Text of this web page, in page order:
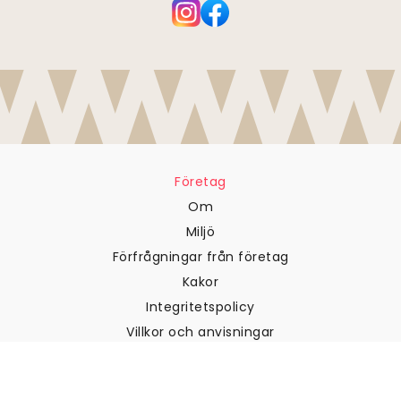
Företag
Om
Miljö
Förfrågningar från företag
Kakor
Integritetspolicy
Villkor och anvisningar